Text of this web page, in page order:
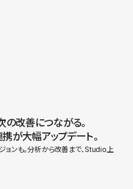
の改善につながる。
が大幅アップデート。
ョンも。分析から改善まで、Studio上